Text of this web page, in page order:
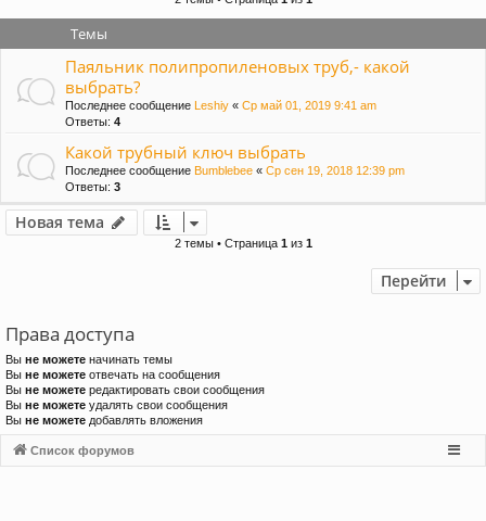
и
Темы
Паяльник полипропиленовых труб,- какой
выбрать?
Последнее сообщение Leshiy « Ср май 01, 2019 9:41 am
Ответы: 4
Какой трубный ключ выбрать
Последнее сообщение Bumblebee « Ср сен 19, 2018 12:39 pm
Ответы: 3
Новая тема
2 темы • Страница 1из 1
Перейти
Права доступа
Вы не можете начинать темы
Вы не можете отвечать на сообщения
Вы не можете редактировать свои сообщения
Вы не можете удалять свои сообщения
Вы не можете добавлять вложения
Список форумов